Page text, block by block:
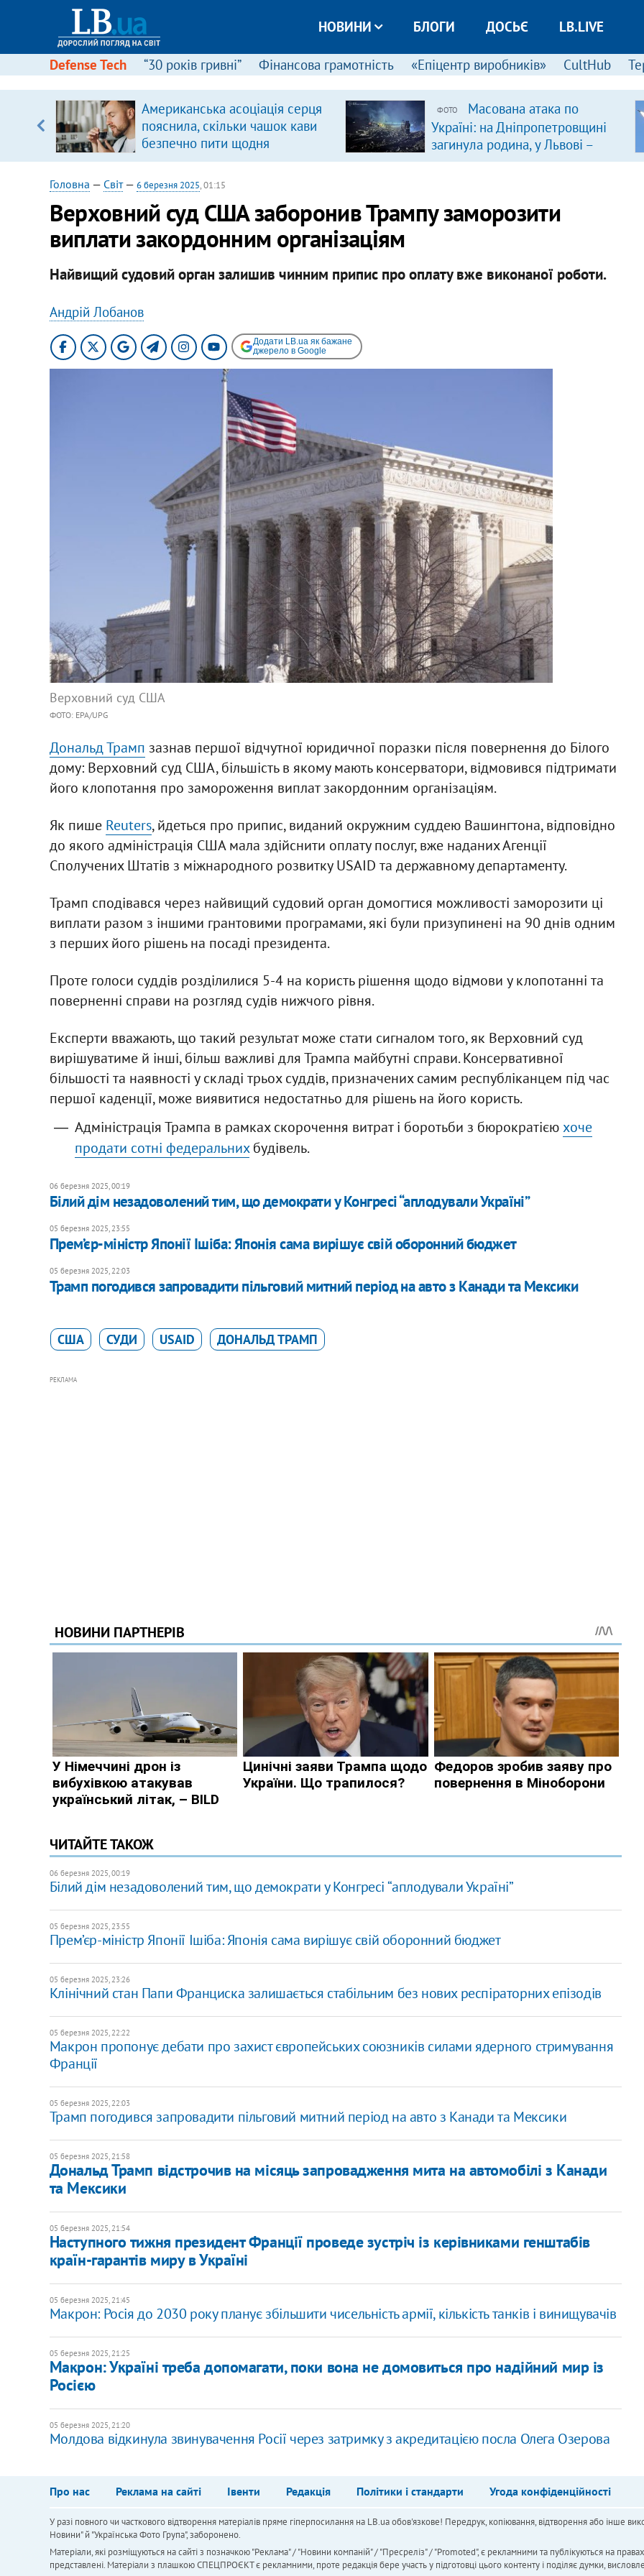
НОВИНИ БЛОГИ ДОСЬЄ LB.LIVE
Defense Tech “30 років гривні” Фінансова грамотність «Епіцентр виробників» CultHub
Американська асоціація серця
пояснила, скільки чашок кави
безпечно пити щодня
ФОТО
Масована атака по
Україні: на Дніпропетровщині
загинула родина, у Львові –
удар по багатоповерхівках
Головна — Світ— 6 березня 2025, 01:15
Верховний суд США заборонив Трампу заморозити
виплати закордонним організаціям
Найвищий судовий орган залишив чинним припис про оплату вже виконаної роботи.
Андрій Лобанов
Додати LB.ua як бажане
джерело в Google
Верховний суд США
ФОТО: ЕРА/UPG
Дональд Трамп зазнав першої відчутної юридичної поразки після повернення до Білого
дому: Верховний суд США, більшість в якому мають консерватори, відмовився підтримати
його клопотання про замороження виплат закордонним організаціям.
Як пише Reuters, йдеться про припис, виданий окружним суддею Вашингтона, відповідно
до якого адміністрація США мала здійснити оплату послуг, вже наданих Агенції
Сполучених Штатів з міжнародного розвитку USAID та державному департаменту.
Трамп сподівався через найвищий судовий орган домогтися можливості заморозити ці
виплати разом з іншими грантовими програмами, які були призупинені на 90 днів одним
з перших його рішень на посаді президента.
Проте голоси суддів розділилися 5-4 на користь рішення щодо відмови у клопотанні та
поверненні справи на розгляд судів нижчого рівня.
Експерти вважають, що такий результат може стати сигналом того, як Верховний суд
вирішуватиме й інші, більш важливі для Трампа майбутні справи. Консервативної
більшості та наявності у складі трьох суддів, призначених самим республіканцем під час
першої каденції, може виявитися недостатньо для рішень на його користь.
Адміністрація Трампа в рамках скорочення витрат і боротьби з бюрократієюхоче
продати сотні федеральнихбудівель.
06 березня 2025, 00:19
Білий дім незадоволений тим, що демократи у Конгресі “аплодували Україні”
05 березня 2025, 23:55
Прем’єр-міністр Японії Ішіба: Японія сама вирішує свій оборонний бюджет
05 березня 2025, 22:03
Трамп погодився запровадити пільговий митний період на авто з Канади та Мексики
США СУДИ USAID ДОНАЛЬД ТРАМП
РЕКЛАМА
ЧИТАЙТЕ ТАКОЖ
06 березня 2025, 00:19
Білий дім незадоволений тим, що демократи у Конгресі “аплодували Україні”
05 березня 2025, 23:55
Прем’єр-міністр Японії Ішіба: Японія сама вирішує свій оборонний бюджет
05 березня 2025, 23:26
Клінічний стан Папи Франциска залишається стабільним без нових респіраторних епізодів
05 березня 2025, 22:22
​Макрон пропонує дебати про захист європейських союзників силами ядерного стримування
Франції
05 березня 2025, 22:03
Трамп погодився запровадити пільговий митний період на авто з Канади та Мексики
05 березня 2025, 21:58
Дональд Трамп відстрочив на місяць запровадження мита на автомобілі з Канади
та Мексики
05 березня 2025, 21:54
Наступного тижня президент Франції проведе зустріч із керівниками генштабів
країн-гарантів миру в Україні
05 березня 2025, 21:45
Макрон: Росія до 2030 року планує збільшити чисельність армії, кількість танків і винищувачів
05 березня 2025, 21:25
Макрон: Україні треба допомагати, поки вона не домовиться про надійний мир із
Росією
05 березня 2025, 21:20
Молдова відкинула звинувачення Росії через затримку з акредитацією посла Олега Озерова
Про нас Реклама на сайті Івенти Редакція Політики і стандарти Угода конфіденційності
У разі повного чи часткового відтворення матеріалів пряме гіперпосилання на LB.ua обов'язкове! Передрук, копіювання, відтворення або інше
Новини" й "Українська Фото Група", заборонено.
Матеріали, які розміщуються на сайті з позначкою "Реклама" / "Новини компаній" / "Пресреліз" / "Promoted", є рекламними та публікуються на
представлені. Матеріали з плашкою СПЕЦПРОЄКТ є рекламними, проте редакція бере участь у підготовці цього контенту і поділяє думки,